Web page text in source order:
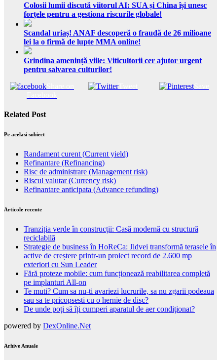
Colosii lumii discută viitorul AI: SUA și China își unesc
forțele pentru a gestiona riscurile globale!
Scandal uriaș! ANAF descoperă o fraudă de 26 milioane
lei la o firmă de lupte MMA online!
Grindina amenință viile: Viticultorii cer ajutor urgent
pentru salvarea culturilor!
Tweet Save
Related Post
Pe acelasi subiect
Randament curent (Current yield)
Refinantare (Refinancing)
Risc de administrare (Management risk)
Riscul valutar (Currency risk)
Refinantare anticipata (Advance refunding)
Articole recente
Tranziția verde în construcții: Casă modernă cu structură
reciclabilă
Strategie de business în HoReCa: Jidvei transformă terasele în
active de creștere printr-un proiect record de 2.600 mp
exteriori cu Sun Leader
Fără proteze mobile: cum funcționează reabilitarea completă
pe implanturi All-on
Te muti? Cum sa nu-ti avariezi lucrurile, sa nu zgarii podeaua
sau sa te pricopsesti cu o hernie de disc?
De unde poți să îți cumperi aparatul de aer condiționat?
powered by DexOnline.Net
Arhive Anuale